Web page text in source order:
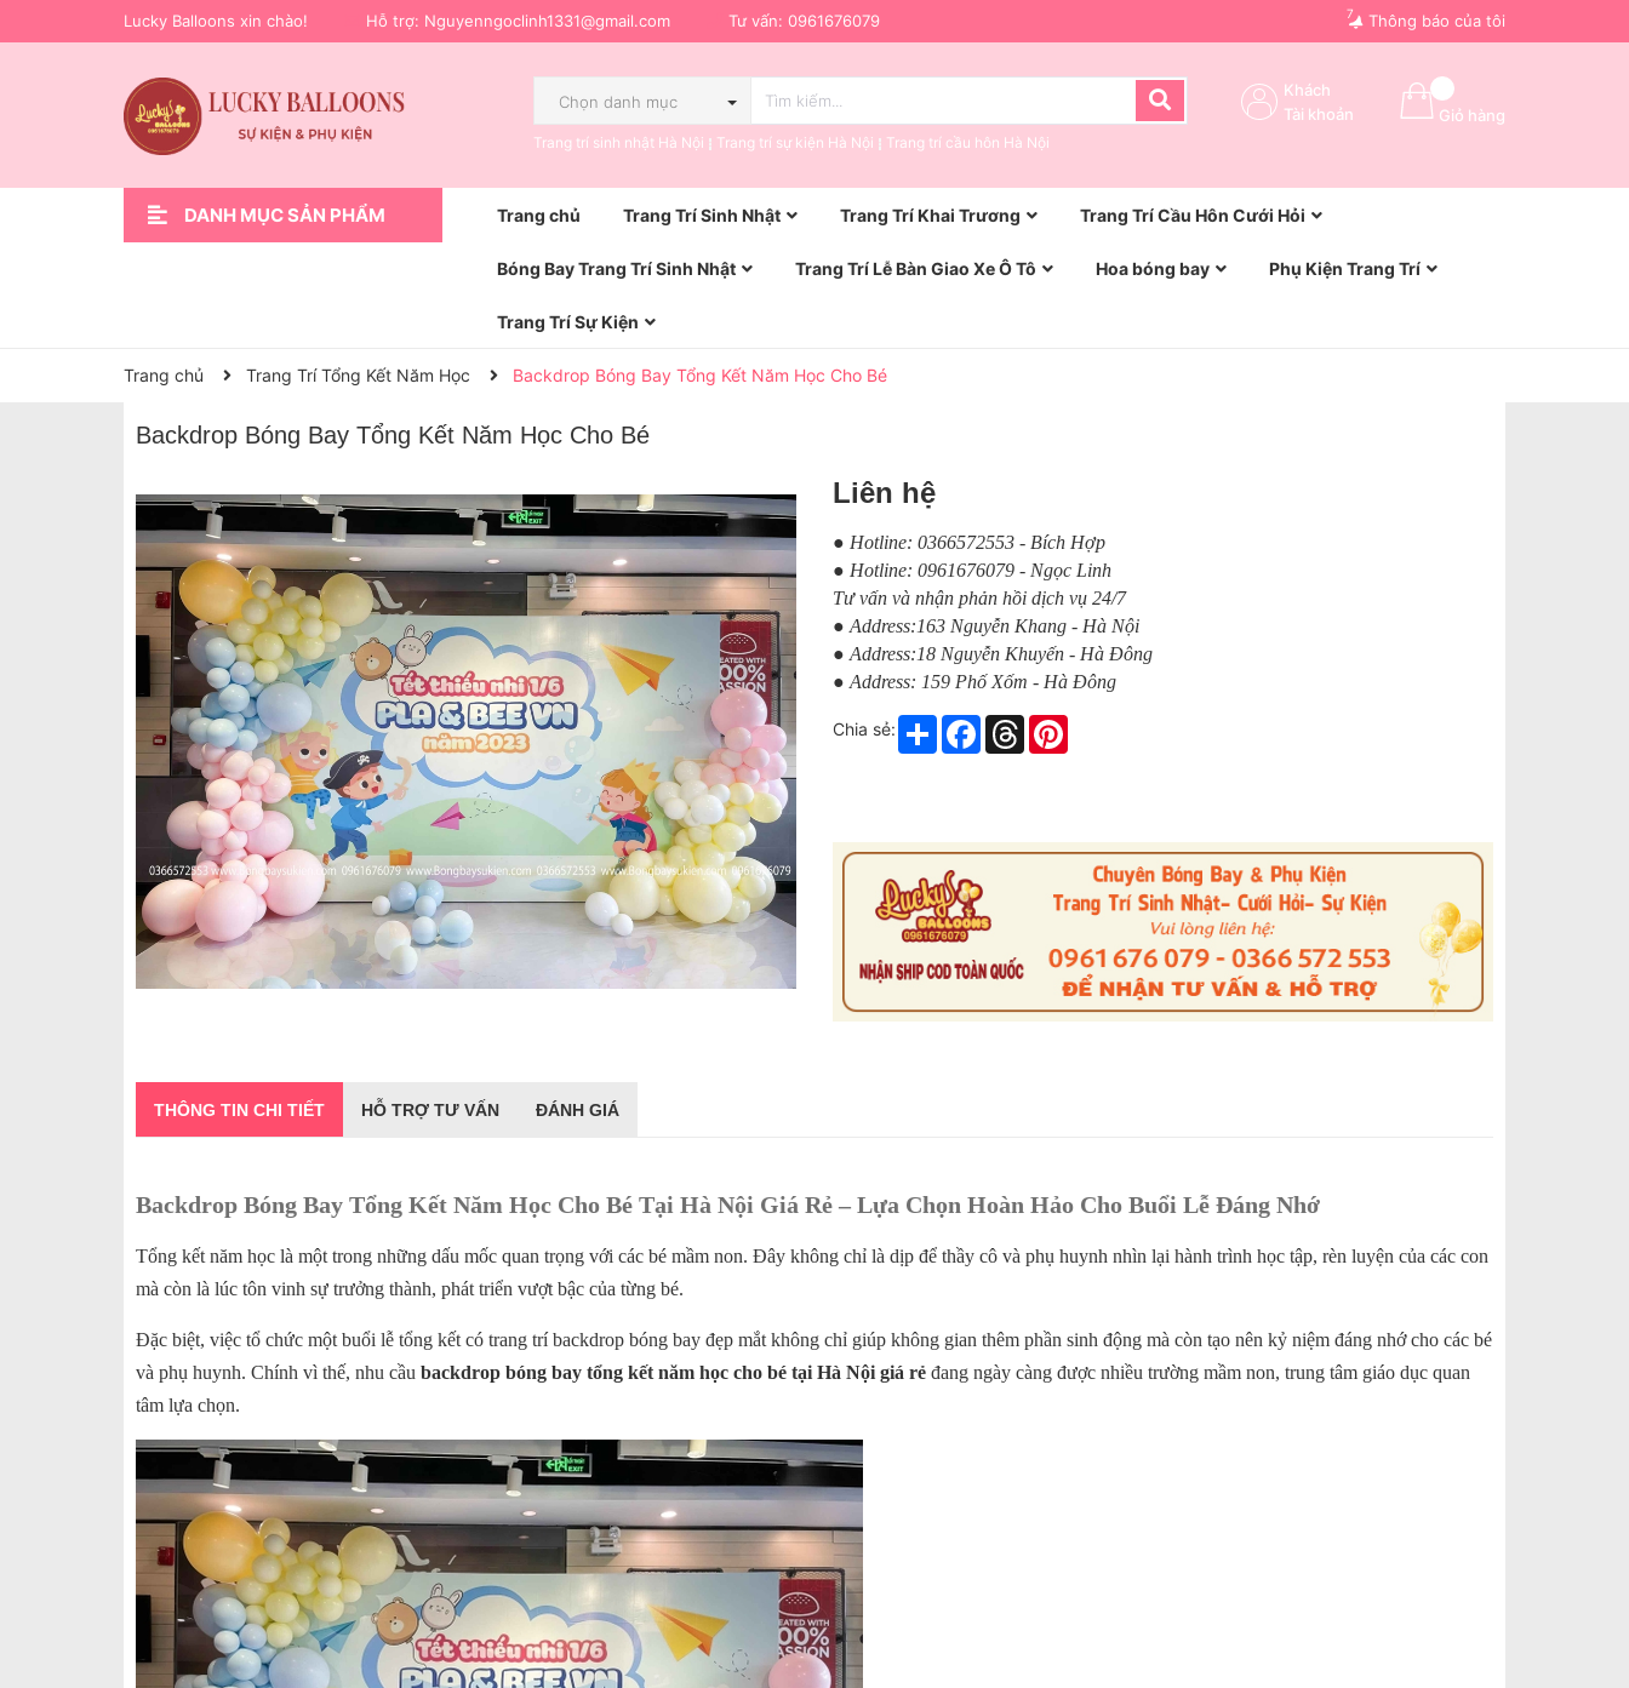
Lucky Balloons xin chào! Hỗ trợ: Nguyenngoclinh1331@gmail.com Tư vấn: 0961676079 Thông báo của tôi
7
Chọn danh mục
Trang trí sinh nhật Hà Nội Trang trí sự kiện Hà Nội Trang trí cầu hôn Hà Nội
Giỏ hàng
Khách
Tài khoản
DANH MỤC SẢN PHẨM Trang chủ Trang Trí Sinh Nhật Trang Trí Khai Trương Trang Trí Cầu Hôn Cưới Hỏi
Bóng Bay Trang Trí Sinh Nhật Trang Trí Lễ Bàn Giao Xe Ô Tô Hoa bóng bay Phụ Kiện Trang Trí
Trang Trí Sự Kiện
Trang chủ Trang Trí Tổng Kết Năm Học Backdrop Bóng Bay Tổng Kết Năm Học Cho Bé
Backdrop Bóng Bay Tổng Kết Năm Học Cho Bé
Liên hệ
● Hotline: 0366572553 - Bích Hợp
● Hotline: 0961676079 - Ngọc Linh
Tư vấn và nhận phản hồi dịch vụ 24/7
● Address:163 Nguyễn Khang - Hà Nội
● Address:18 Nguyễn Khuyến - Hà Đông
● Address: 159 Phố Xốm - Hà Đông
Chia sẻ: Share Facebook
Threads
THÔNG TIN CHI TIẾT HỖ TRỢ TƯ VẤN ĐÁNH GIÁ
Backdrop Bóng Bay Tổng Kết Năm Học Cho Bé Tại Hà Nội Giá Rẻ – Lựa Chọn Hoàn Hảo Cho Buổi Lễ Đáng Nhớ
Tổng kết năm học là một trong những dấu mốc quan trọng với các bé mầm non. Đây không chỉ là dịp để thầy cô và phụ huynh nhìn lại hành trình học tập, rèn luyện của các con
mà còn là lúc tôn vinh sự trưởng thành, phát triển vượt bậc của từng bé.
Đặc biệt, việc tổ chức một buổi lễ tổng kết có trang trí backdrop bóng bay đẹp mắt không chỉ giúp không gian thêm phần sinh động mà còn tạo nên kỷ niệm đáng nhớ cho các bé
và phụ huynh. Chính vì thế, nhu cầu backdrop bóng bay tổng kết năm học cho bé tại Hà Nội giá rẻ đang ngày càng được nhiều trường mầm non, trung tâm giáo dục quan
tâm lựa chọn.